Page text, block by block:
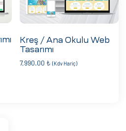
Kreş / Ana Okulu Web
Tasarımı
7,990.00 ₺ (Kdv Hariç)